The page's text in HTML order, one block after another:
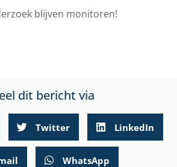
blijven monitoren!
dit bericht via
Twitter LinkedIn
WhatsApp